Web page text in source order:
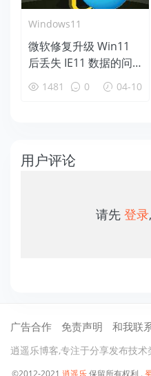
Windows11
微软修复升级 Win11
后丢失 IE11 数据的问
题，更多 Win10 用户
可放心升级
1481 0 04-10
用户评论
请先 登录
广告合作 免责声明 和我联
逍遥乐博客,专注于分享发布技术